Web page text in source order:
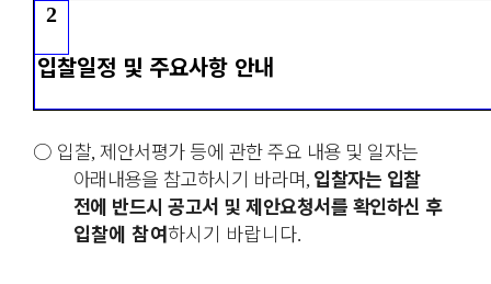
2
입찰일정 및 주요사항 안내
○ 입찰, 제안서평가 등에 관한 주요 내용 및 일자는
아래내용을 참고하시기 바라며, 입찰자는 입찰
전에 반드시 공고서 및 제안요청서를 확인하신 후
입찰에 참여하시기 바랍니다.